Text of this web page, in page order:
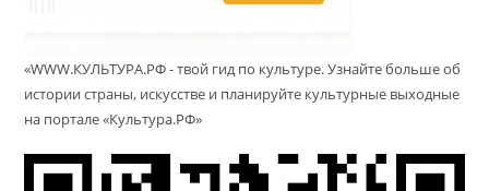
«WWW.КУЛЬТУРА.РФ - твой гид по культуре. Узнайте больше об
истории страны, искусстве и планируйте культурные выходные
на портале «Культура.РФ»